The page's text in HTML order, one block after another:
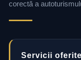
corectă a
Servicii oferite